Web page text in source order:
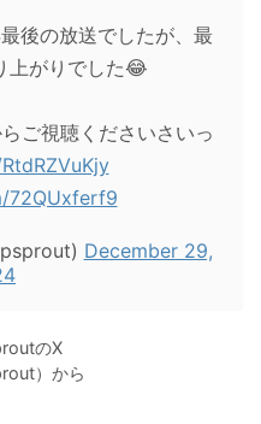
後の放送でしたが、最
上がりでした😂
ご視聴くださいさいっ
72QUxferf9
December 29,
のX
）から